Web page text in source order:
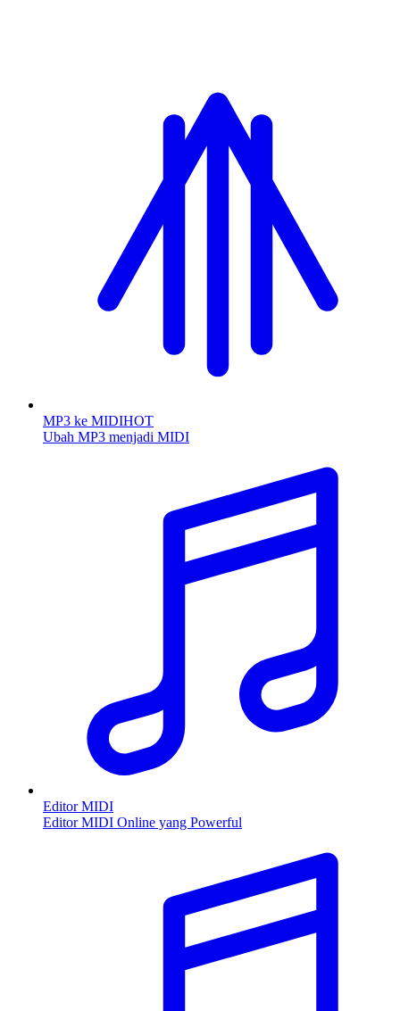
MP3 ke MIDIHOT
Ubah MP3 menjadi MIDI
Editor MIDI
Editor MIDI Online yang Powerful